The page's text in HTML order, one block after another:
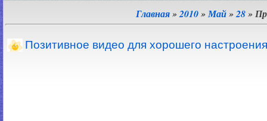
Главная»2010»Май»28»
Позитивное видео для хорошего